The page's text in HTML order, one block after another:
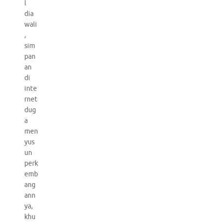
l
dia
wali
,
sim
pan
an
di
inte
rnet
dug
a
men
yus
un
perk
emb
ang
ann
ya,
khu